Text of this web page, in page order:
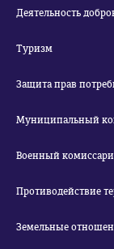
Деятельность
Туризм
Защита прав
Муниципальный
Военный
Противодействие
Земельные